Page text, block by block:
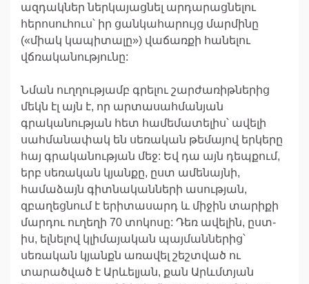
ազդակներ ներկայացնել արդարացնելու
հերոսուհուս՝ իր ցանկահարույց մարմինը
(«միակ կապիտալը») վաճառքի հանելու
վճռականությունը:
Նման ուղղությամբ գրելու շարժառիթներից
մեկն էլ այն է, որ արտասահմանյան
գրականության հետ համեմատելիս՝ ավելի
սահմանափակ են սեռական թեմայով երկերը
հայ գրականության մեջ: Եվ դա այն դեպքում,
երբ սեռական կյանքը, ըստ ամենայնի,
համաձայն գիտնականների ասության,
զբաղեցնում է երիտասարդ և միջին տարիքի
մարդու ուղեղի 70 տոկոսը: Դեռ ավելին, ըստ-
իս, ելնելով կլիմայական պայմաններից՝
սեռական կյանքն առավել շեշտված ու
տարածված է Արևելյան, քան Արևմտյան